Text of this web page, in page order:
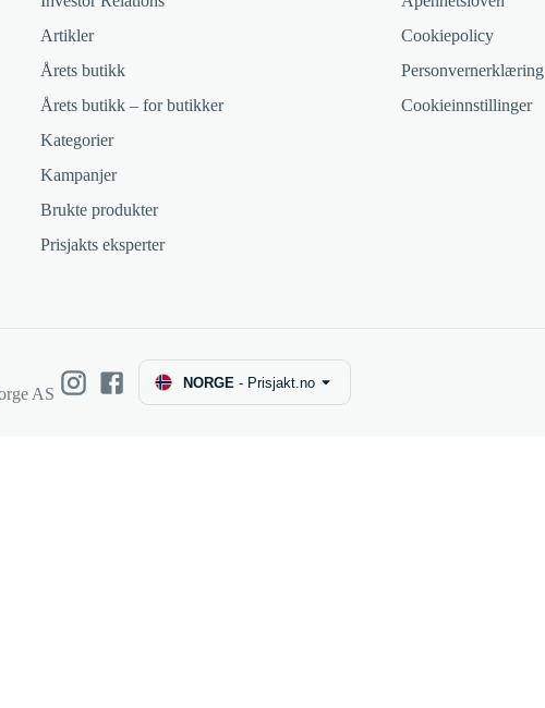
Artikler
Årets butikk
Årets butikk – for butikker
Kategorier
Kampanjer
Brukte produkter
Prisjakts eksperter
Cookiepolicy
Personvernerklæring
Cookieinnstillinger
AS
NORGE - Prisjakt.no